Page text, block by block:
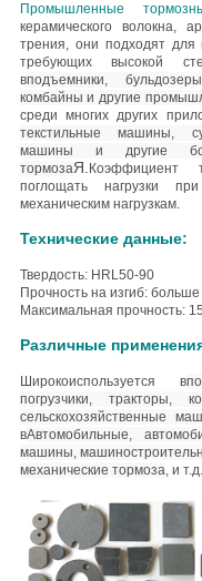
Промышленные
керамического волокна,
трения, они подходят
требующих высокой
вподъемники,
комбайны и другие
среди многих других
текстильные машины,
машины и другие
тормозаЯ. Коэффициент
поглощать нагрузки
механическим нагрузкам.
Технические данные:
Твердость: HRL50-90
Прочность на изгиб:
Максимальная прочность:
Различные
Широкоиспользуется в
погрузчики,
сельскохозяйственные
вАвтомобильные,
машины,
механические тормоза, и т.д.